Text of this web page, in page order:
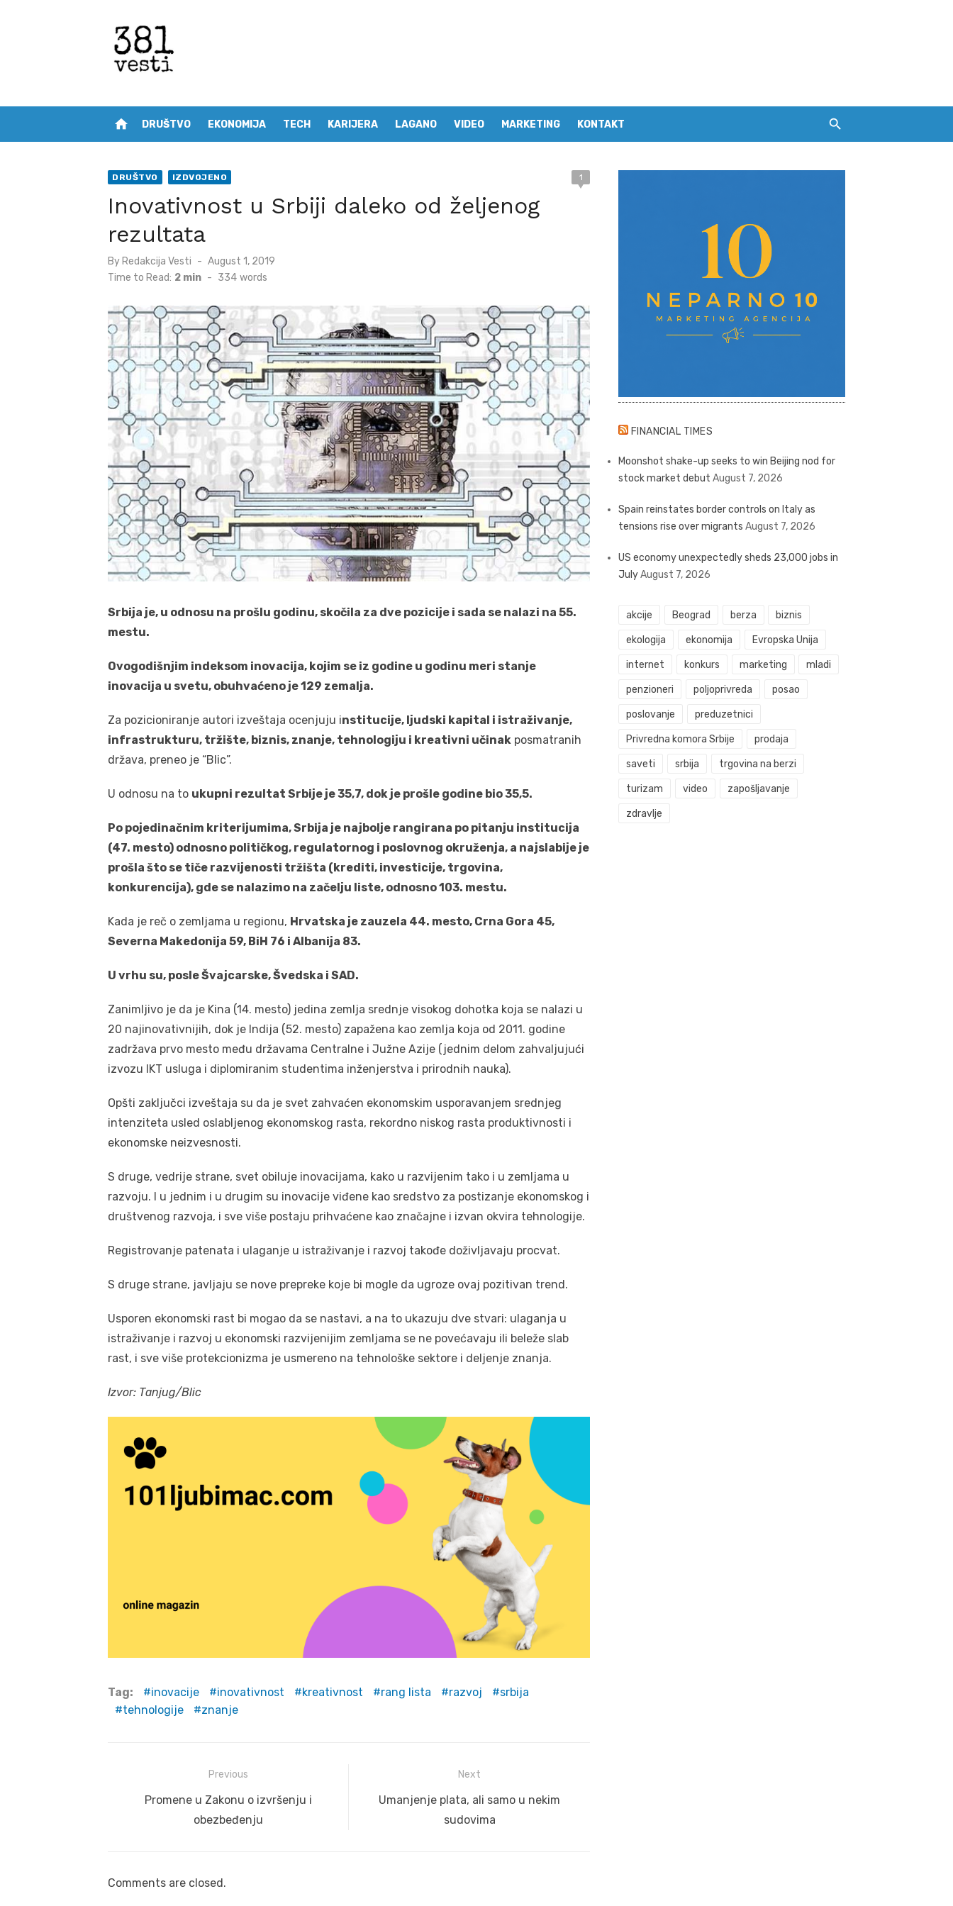
home DRUŠTVO EKONOMIJA TECH KARIJERA LAGANO VIDEO MARKETING KONTAKT
DRUŠTVO IZDVOJENO 1
Inovativnost u Srbiji daleko od željenog
rezultata
By Redakcija Vesti
Posted
August 1, 2019
Time to Read: 2 min - 334 words
Srbija je, u odnosu na prošlu godinu, skočila za dve pozicije i sada se nalazi na 55.
mestu.
Ovogodišnjim indeksom inovacija, kojim se iz godine u godinu meri stanje
inovacija u svetu, obuhvaćeno je 129 zemalja.
Za pozicioniranje autori izveštaja ocenjuju institucije, ljudski kapital i istraživanje,
infrastrukturu, tržište, biznis, znanje, tehnologiju i kreativni učinak posmatranih
država, preneo je “Blic”.
U odnosu na to ukupni rezultat Srbije je 35,7, dok je prošle godine bio 35,5.
Po pojedinačnim kriterijumima, Srbija je najbolje rangirana po pitanju institucija
(47. mesto) odnosno političkog, regulatornog i poslovnog okruženja, a najslabije je
prošla što se tiče razvijenosti tržišta (krediti, investicije, trgovina,
konkurencija), gde se nalazimo na začelju liste, odnosno 103. mestu.
Kada je reč o zemljama u regionu, Hrvatska je zauzela 44. mesto, Crna Gora 45,
Severna Makedonija 59, BiH 76 i Albanija 83.
U vrhu su, posle Švajcarske, Švedska i SAD.
Zanimljivo je da je Kina (14. mesto) jedina zemlja srednje visokog dohotka koja se nalazi u
20 najinovativnijih, dok je Indija (52. mesto) zapažena kao zemlja koja od 2011. godine
zadržava prvo mesto među državama Centralne i Južne Azije (jednim delom zahvaljujući
izvozu IKT usluga i diplomiranim studentima inženjerstva i prirodnih nauka).
Opšti zaključci izveštaja su da je svet zahvaćen ekonomskim usporavanjem srednjeg
intenziteta usled oslabljenog ekonomskog rasta, rekordno niskog rasta produktivnosti i
ekonomske neizvesnosti.
S druge, vedrije strane, svet obiluje inovacijama, kako u razvijenim tako i u zemljama u
razvoju. I u jednim i u drugim su inovacije viđene kao sredstvo za postizanje ekonomskog i
društvenog razvoja, i sve više postaju prihvaćene kao značajne i izvan okvira tehnologije.
Registrovanje patenata i ulaganje u istraživanje i razvoj takođe doživljavaju procvat.
S druge strane, javljaju se nove prepreke koje bi mogle da ugroze ovaj pozitivan trend.
Usporen ekonomski rast bi mogao da se nastavi, a na to ukazuju dve stvari: ulaganja u
istraživanje i razvoj u ekonomski razvijenijim zemljama se ne povećavaju ili beleže slab
rast, i sve više protekcionizma je usmereno na tehnološke sektore i deljenje znanja.
Izvor: Tanjug/Blic
Tag: inovacije inovativnost kreativnost rang lista razvoj
srbija
tehnologije
znanje
navigation
Previous
Previous
Promene u Zakonu o izvršenju i
obezbeđenju
Next
Next
Umanjenje plata, ali samo u nekim
sudovima
Comments are closed.
FINANCIAL TIMES
Moonshot shake-up seeks to win Beijing nod for
stock market debut August 7, 2026
Spain reinstates border controls on Italy as
tensions rise over migrants August 7, 2026
US economy unexpectedly sheds 23,000 jobs in
JulyAugust 7, 2026
akcije Beograd berza biznis
ekologija ekonomija Evropska Unija
internet konkurs marketing mladi
penzioneri poljoprivreda posao
poslovanje preduzetnici
Privredna komora Srbije prodaja
saveti srbija trgovina na berzi
turizam video zapošljavanje
zdravlje